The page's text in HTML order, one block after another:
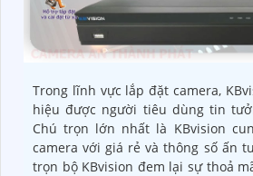
Trong lĩnh vực lắp đặt camera,
hiệu được người tiêu dùng tin
Chú trọn lớn nhất là KBvision
camera với giá rẻ và thông số ấn
trọn bộ KBvision đem lại sự thoả